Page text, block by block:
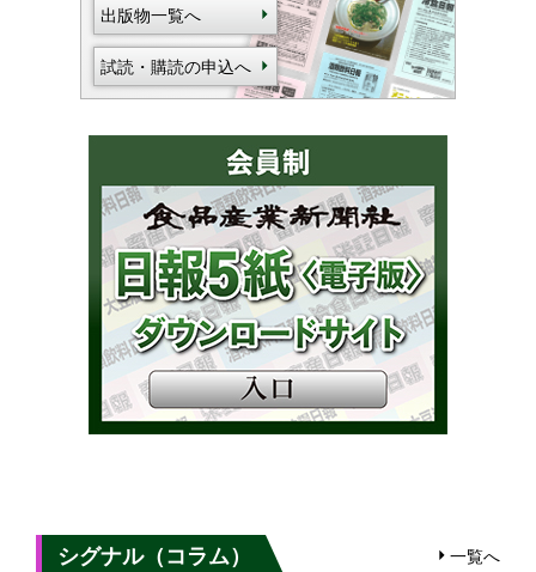
出版物一覧へ
試読・購読の申込へ
シグナル（コラム） 一覧へ